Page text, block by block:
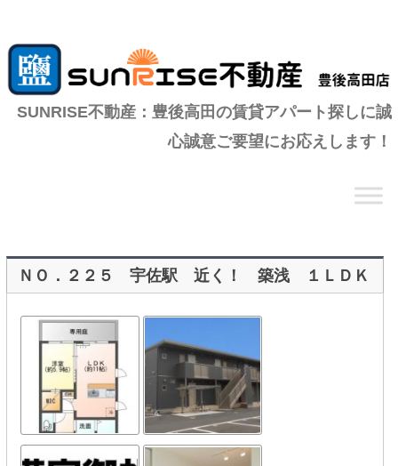
SUNRISE不動産：豊後高田の賃貸アパート探しに誠
心誠意ご要望にお応えします！
移
動
ＮＯ．２２５ 宇佐駅 近く！ 築浅 １ＬＤＫ